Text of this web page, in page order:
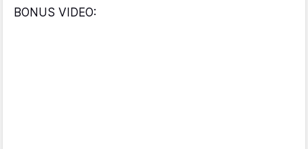
BONUS VIDEO: